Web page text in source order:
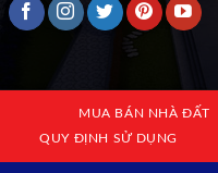
MUA BÁN NHÀ ĐẤT
QUY ĐỊNH SỬ DỤNG